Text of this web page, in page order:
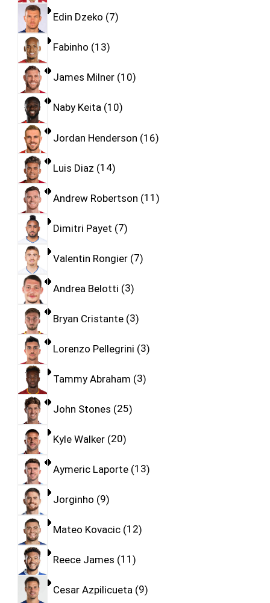
Edin Dzeko 7
Fabinho 13
James Milner 10
Naby Keita 10
Jordan Henderson 16
Luis Diaz 14
Andrew Robertson 11
Dimitri Payet 7
Valentin Rongier 7
Andrea Belotti 3
Bryan Cristante 3
Lorenzo Pellegrini 3
Tammy Abraham 3
John Stones 25
Kyle Walker 20
Aymeric Laporte 13
Jorginho 9
Mateo Kovacic 12
Reece James 11
Cesar Azpilicueta 9